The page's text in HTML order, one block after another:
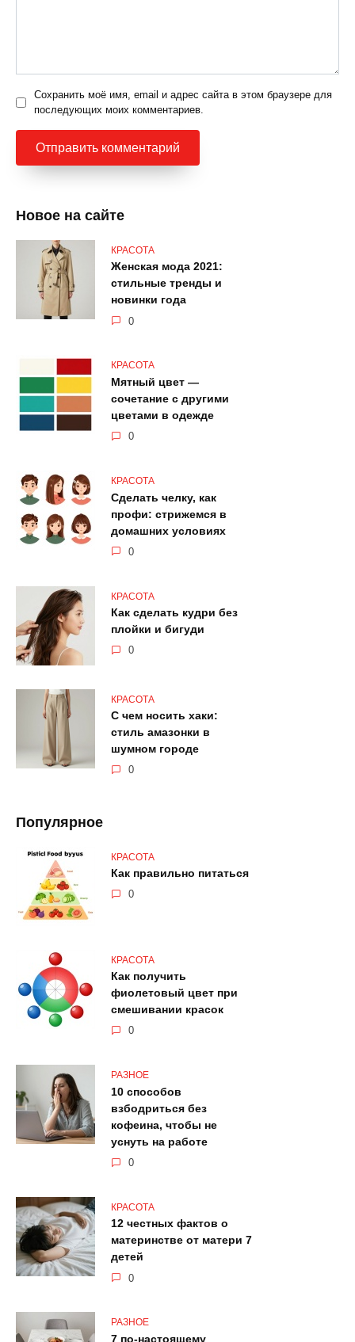
Сохранить моё имя, email и адрес сайта в этом браузере для
последующих моих комментариев.
Новое на сайте
КРАСОТА
Женская мода 2021:
стильные тренды и
новинки года
0
КРАСОТА
Мятный цвет —
сочетание с другими
цветами в одежде
0
КРАСОТА
Сделать челку, как
профи: стрижемся в
домашних условиях
0
КРАСОТА
Как сделать кудри без
плойки и бигуди
0
КРАСОТА
С чем носить хаки:
стиль амазонки в
шумном городе
0
Популярное
КРАСОТА
Как правильно питаться
0
КРАСОТА
Как получить
фиолетовый цвет при
смешивании красок
0
РАЗНОЕ
10 способов
взбодриться без
кофеина, чтобы не
уснуть на работе
0
КРАСОТА
12 честных фактов о
материнстве от матери 7
детей
0
РАЗНОЕ
7 по-настоящему